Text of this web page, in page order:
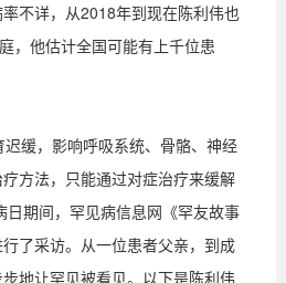
不详，从2018年到现在陈利伟也
，他估计全国可能有上千位患
缓，影响呼吸系统、骨骼、神经
方法，只能通过对症治疗来缓解
期间，罕见病信息网《罕友故事
了采访。从一位患者父亲，到成
地让罕见被看见。以下是陈利伟